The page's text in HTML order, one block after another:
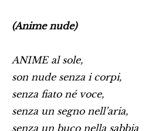
(Anime nude)
ANIME al sole,
son nude senza i corpi,
senza fiato né voce,
senza un segno nell’aria,
senza un buco nella sabbia